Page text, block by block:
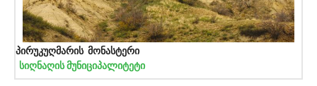
პირუკუღმარის მონასტერი
სიღნაღის მუნიციპალიტეტი